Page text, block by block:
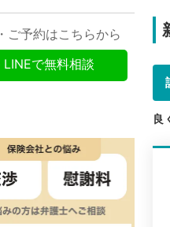
ご予約はこちらから
LINEで無料相談
良